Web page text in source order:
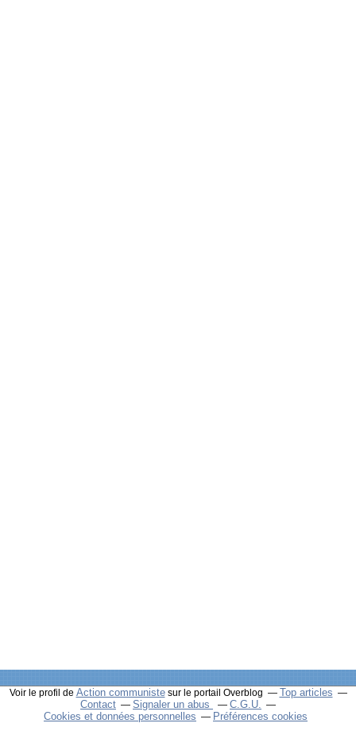
Voir le profil de Action communistesur le portail Overblog
Top articles
Contact
Signaler un abus
C.G.U.
Cookies et données personnelles
Préférences cookies